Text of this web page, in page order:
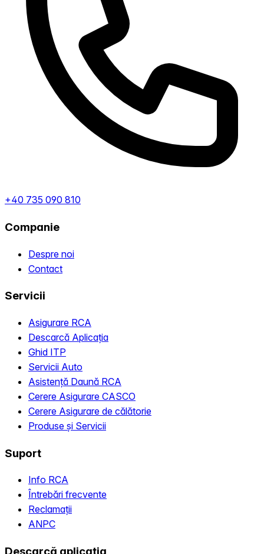
+40 735 090 810
Companie
Despre noi
Contact
Servicii
Asigurare RCA
Descarcă Aplicația
Ghid ITP
Servicii Auto
Asistență Daună RCA
Cerere Asigurare CASCO
Cerere Asigurare de călătorie
Produse și Servicii
Suport
Info RCA
Întrebări frecvente
Reclamații
ANPC